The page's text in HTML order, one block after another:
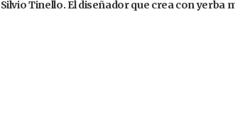
Silvio Tinello. El diseñador que crea con yerba